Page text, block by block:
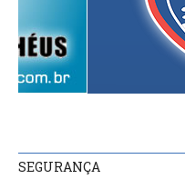
SEGURANÇA